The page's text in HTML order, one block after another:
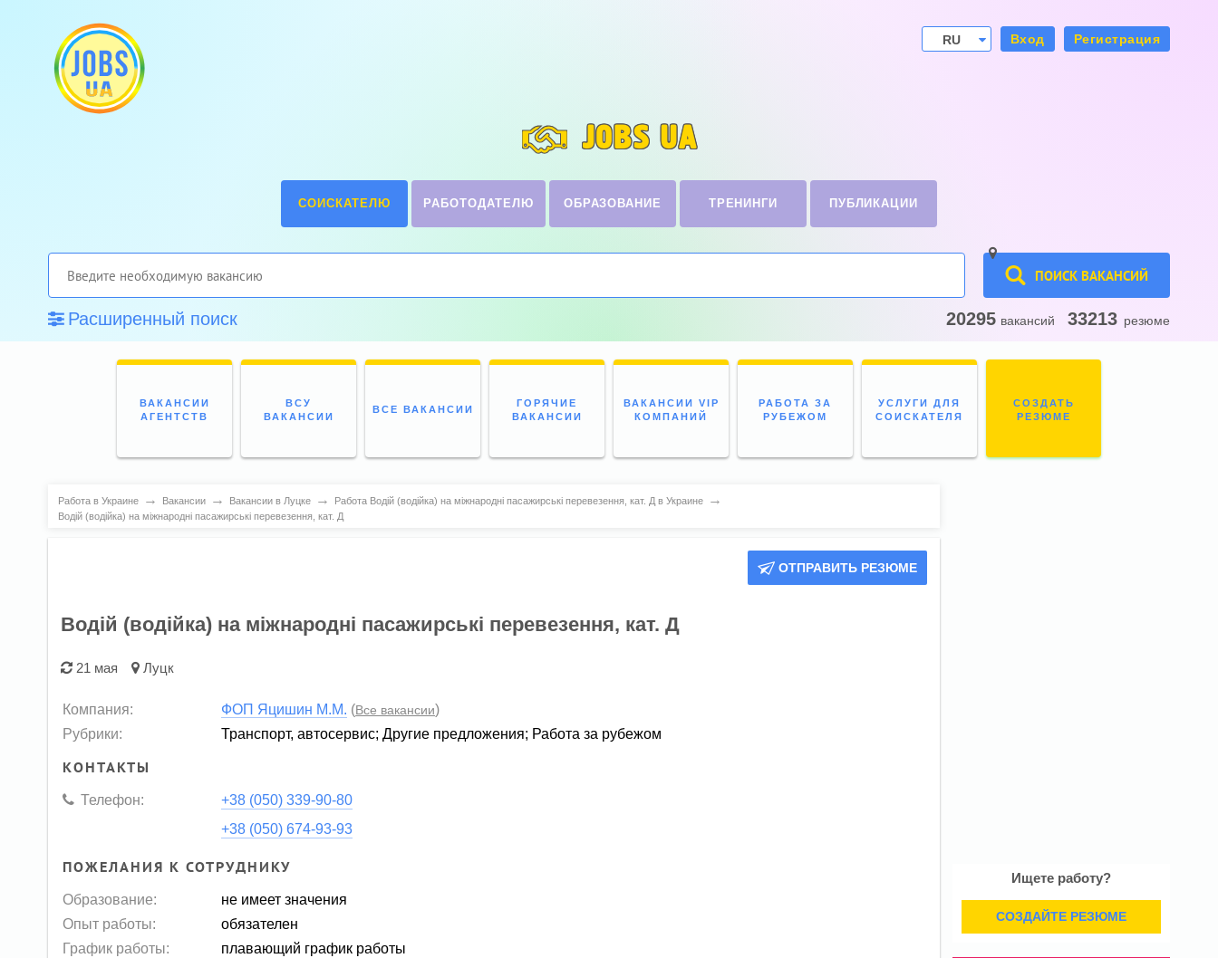
RU
Вход Регистрация
JOBS UA
СОИСКАТЕЛЮ РАБОТОДАТЕЛЮ ОБРАЗОВАНИЕ ТРЕНИНГИ ПУБЛИКАЦИИ
ПОИСК ВАКАНСИЙ
Расширенный поиск 20295 вакансий 33213 резюме
ВАКАНСИИ
АГЕНТСТВ
ВСУ
ВАКАНСИИ
ВСЕ ВАКАНСИИ
ГОРЯЧИЕ
ВАКАНСИИ
ВАКАНСИИ VIP
КОМПАНИЙ
РАБОТА ЗА
РУБЕЖОМ
УСЛУГИ ДЛЯ
СОИСКАТЕЛЯ
СОЗДАТЬ
РЕЗЮМЕ
Работа в Украине → Вакансии → Вакансии в Луцке → Работа Водій (водійка) на міжнародні пасажирські перевезення, кат. Д в Украине →
Водій (водійка) на міжнародні пасажирські перевезення, кат. Д
ОТПРАВИТЬ РЕЗЮМЕ
Водій (водійка) на міжнародні пасажирські перевезення, кат. Д
21 мая Луцк
Компания: ФОП Яцишин М.М. (Все вакансии)
Рубрики:
Транспорт, автосервис;Другие предложения; Работа за рубежом
КОНТАКТЫ
Телефон:
+38 (050) 339-90-80
+38 (050) 674-93-93
ПОЖЕЛАНИЯ К СОТРУДНИКУ
Образование:
не имеет значения
Опыт работы:
обязателен
График работы:
плавающий график работы
Ищете работу?
СОЗДАЙТЕ РЕЗЮМЕ